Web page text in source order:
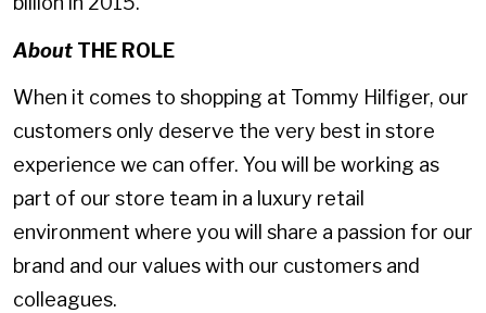
About THE ROLE
When it comes to shopping at Tommy Hilfiger, our
customers only deserve the very best in store
experience we can offer. You will be working as
part of our store team in a luxury retail
environment where you will share a passion for our
brand and our values with our customers and
colleagues.